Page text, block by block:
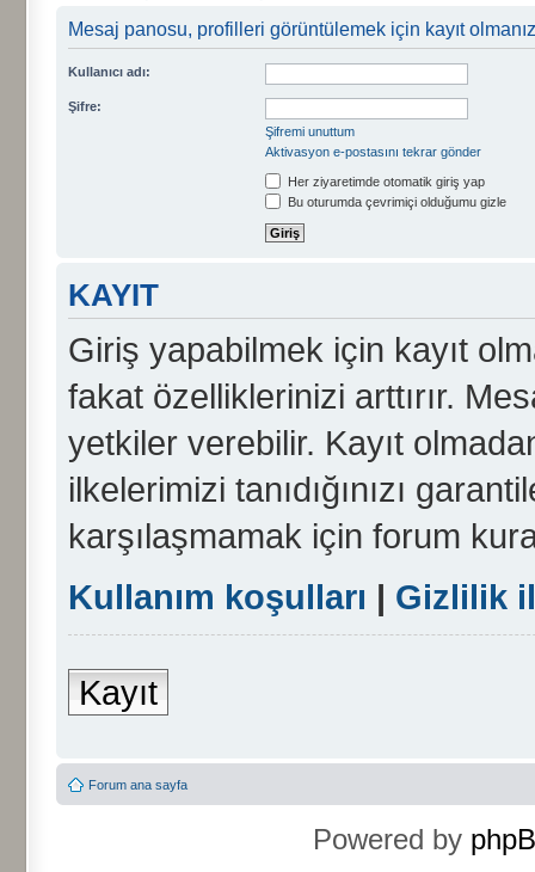
Mesaj panosu, profilleri görüntülemek için kayıt
Kullanıcı adı:
Şifre:
Şifremi unuttum
Aktivasyon e-postasını tekrar gönder
Her ziyaretimde otomatik giriş yap
Bu oturumda çevrimiçi olduğumu gizle
KAYIT
Giriş yapabilmek için kayıt
fakat özelliklerinizi arttırır.
yetkiler verebilir. Kayıt
ilkelerimizi tanıdığınızı
karşılaşmamak için forum
Kullanım koşulları | Gizlilik
Kayıt
Forum ana sayfa
Powered by